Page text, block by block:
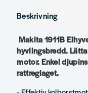
Beskrivning
Makita 1911B
hyvlingsbredd.
motor. Enkel
rattreglaget.